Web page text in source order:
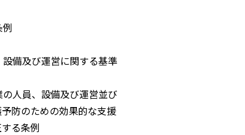
備及び運営に関する基準
人員、設備及び運営並び
ための効果的な支援
条例